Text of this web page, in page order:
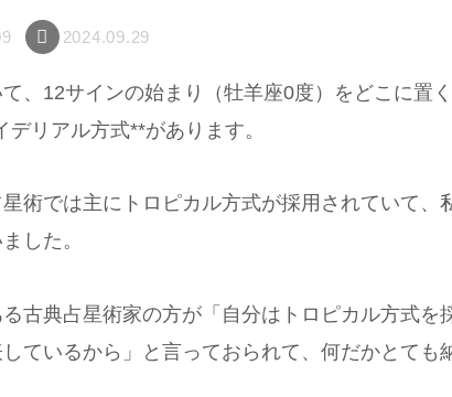
2024.09.29
、12サインの始まり（牡羊座0度）をどこに置
デリアル方式**があります。
術では主にトロピカル方式が採用されていて、
した。
古典占星術家の方が「自分はトロピカル方式を
ているから」と言っておられて、何だかとても